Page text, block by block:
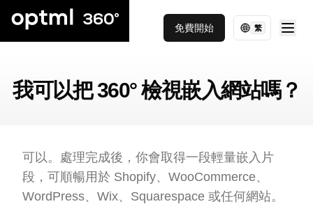
免費開始 繁
我可以把 360° 檢視嵌入網站嗎？
可以。處理完成後，你會取得一段輕量嵌入片
段，可順暢用於 Shopify、WooCommerce、
WordPress、Wix、Squarespace 或任何網站。